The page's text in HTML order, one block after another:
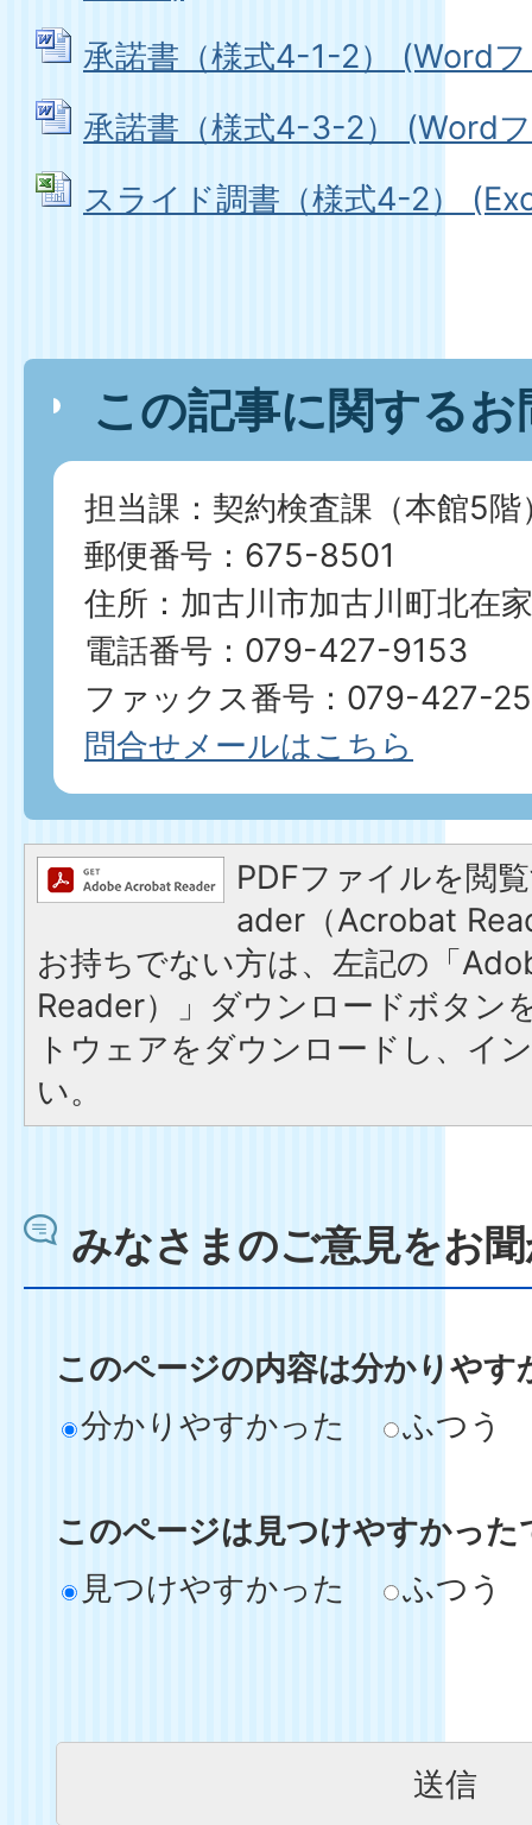
承諾書（様式4-1-2） (Word
承諾書（様式4-3-2） (Word
スライド調書（様式4-2）
この記事に関する
担当課：契約検査課（本館5階
郵便番号：675-8501
住所：加古川市加古川町北在
電話番号：079-427-9153
ファックス番号：079-427-
問合せメールはこちら
PDFファイルを閲
ader（Acrobat
お持ちでない方は、左記の「
Reader）」ダウンロードボタン
トウェアをダウンロードし、イ
い。
みなさまのご意見をお
このページの内容は分かりやす
分かりやすかった
ふつう
このページは見つけやすかった
見つけやすかった
ふつう